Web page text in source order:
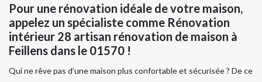
Pour une rénovation idéale de votre maison,
appelez un spécialiste comme Rénovation
intérieur 28 artisan rénovation de maison à
Feillens dans le 01570 !
Qui ne rêve pas d’une maison plus confortable et sécurisée ? De ce